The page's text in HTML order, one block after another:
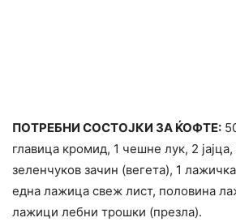
ПОТРЕБНИ СОСТОЈКИ ЗА ЌОФТЕ:
главица кромид, 1 чешне лук, 2
зеленчуков зачин (вегета), 1
една лажица свеж лист, половина
лажици лебни трошки (презла).